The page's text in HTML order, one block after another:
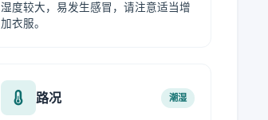
湿度较大，易发生感冒，请注意适当增
加衣服。
路况 潮湿